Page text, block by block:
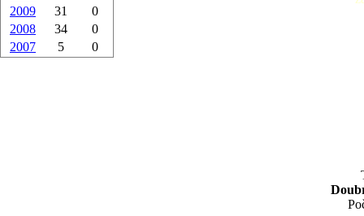
2009
31
0
2008
34
0
2007
5 0